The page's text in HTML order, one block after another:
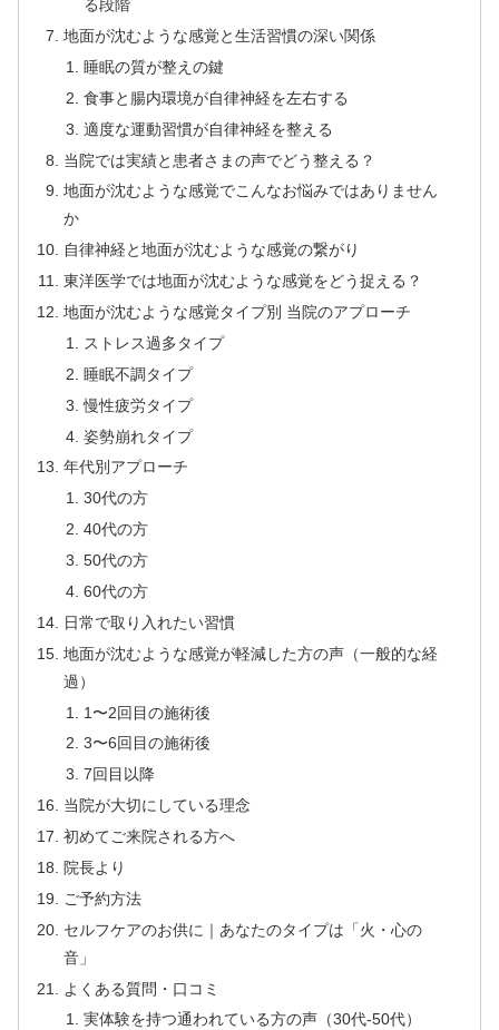
る段階
地面が沈むような感覚と生活習慣の深い関係
睡眠の質が整えの鍵
食事と腸内環境が自律神経を左右する
適度な運動習慣が自律神経を整える
当院では実績と患者さまの声でどう整える？
地面が沈むような感覚でこんなお悩みではありません
か
自律神経と地面が沈むような感覚の繋がり
東洋医学では地面が沈むような感覚をどう捉える？
地面が沈むような感覚タイプ別 当院のアプローチ
ストレス過多タイプ
睡眠不調タイプ
慢性疲労タイプ
姿勢崩れタイプ
年代別アプローチ
30代の方
40代の方
50代の方
60代の方
日常で取り入れたい習慣
地面が沈むような感覚が軽減した方の声（一般的な経
過）
1〜2回目の施術後
3〜6回目の施術後
7回目以降
当院が大切にしている理念
初めてご来院される方へ
院長より
ご予約方法
セルフケアのお供に｜あなたのタイプは「火・心の
音」
よくある質問・口コミ
実体験を持つ通われている方の声（30代-50代）